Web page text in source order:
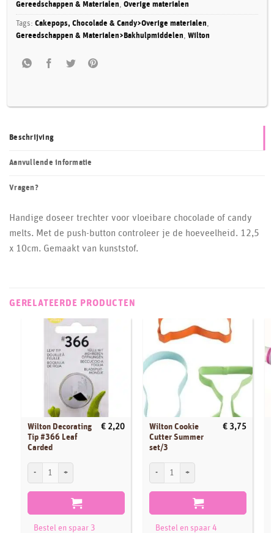
Gereedschappen & Materialen,Overige materialen
Tags:Cakepops, Chocolade & Candy>Overige materialen,
Gereedschappen & Materialen>Bakhulpmiddelen,Wilton
Beschrijving
Aanvullende informatie
Vragen?
Handige doseer trechter voor vloeibare chocolade of candy
melts. Met de push-button controleer je de hoeveelheid. 12,5
x 10cm. Gemaakt van kunststof.
GERELATEERDE PRODUCTEN
Wilton Decorating
Tip #366 Leaf
Carded
€ 2,20
Wilton Decorating Tip #366 Leaf Carded aantal
Bestel en spaar 3
Wilton Cookie
Cutter Summer
set/3
€ 3,75
Wilton Cookie Cutter Summer set/3
Bestel en spaar 4